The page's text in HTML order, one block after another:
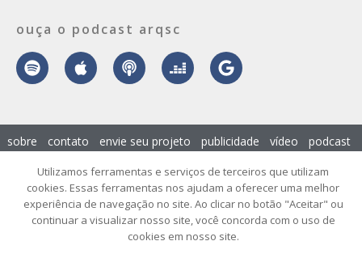
ouça o podcast arqsc
© 2026 ArqSC – Portal de Arquitetura, Interiores, Design e Arte de
Santa Catarina – Todos os Direitos Reservados.
sobre contato envie seu projeto publicidade vídeo podcast
Utilizamos ferramentas e serviços de terceiros que utilizam
cookies. Essas ferramentas nos ajudam a oferecer uma melhor
experiência de navegação no site. Ao clicar no botão "Aceitar" ou
continuar a visualizar nosso site, você concorda com o uso de
cookies em nosso site.